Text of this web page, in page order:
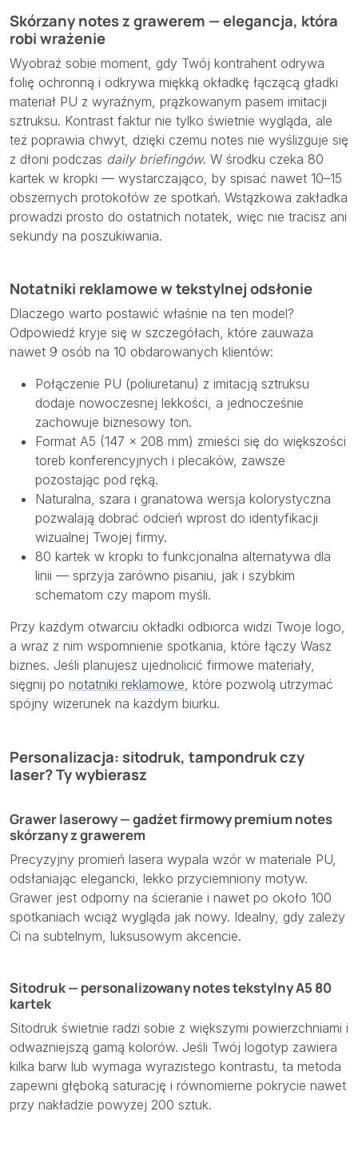
Skórzany notes z grawerem — elegancja, która
robi wrażenie
Wyobraź sobie moment, gdy Twój kontrahent odrywa
folię ochronną i odkrywa miękką okładkę łączącą gładki
materiał PU z wyraźnym, prążkowanym pasem imitacji
sztruksu. Kontrast faktur nie tylko świetnie wygląda, ale
też poprawia chwyt, dzięki czemu notes nie wyślizguje się
z dłoni podczas daily briefingów. W środku czeka 80
kartek w kropki — wystarczająco, by spisać nawet 10–15
obszernych protokołów ze spotkań. Wstążkowa zakładka
prowadzi prosto do ostatnich notatek, więc nie tracisz ani
sekundy na poszukiwania.
Notatniki reklamowe w tekstylnej odsłonie
Dlaczego warto postawić właśnie na ten model?
Odpowiedź kryje się w szczegółach, które zauważa
nawet 9 osób na 10 obdarowanych klientów:
Połączenie PU (poliuretanu) z imitacją sztruksu
dodaje nowoczesnej lekkości, a jednocześnie
zachowuje biznesowy ton.
Format A5 (147 × 208 mm) zmieści się do większości
toreb konferencyjnych i plecaków, zawsze
pozostając pod ręką.
Naturalna, szara i granatowa wersja kolorystyczna
pozwalają dobrać odcień wprost do identyfikacji
wizualnej Twojej firmy.
80 kartek w kropki to funkcjonalna alternatywa dla
linii — sprzyja zarówno pisaniu, jak i szybkim
schematom czy mapom myśli.
Przy każdym otwarciu okładki odbiorca widzi Twoje logo,
a wraz z nim wspomnienie spotkania, które łączy Wasz
biznes. Jeśli planujesz ujednolicić firmowe materiały,
sięgnij po notatniki reklamowe, które pozwolą utrzymać
spójny wizerunek na każdym biurku.
Personalizacja: sitodruk, tampondruk czy
laser? Ty wybierasz
Grawer laserowy — gadżet firmowy premium notes
skórzany z grawerem
Precyzyjny promień lasera wypala wzór w materiale PU,
odsłaniając elegancki, lekko przyciemniony motyw.
Grawer jest odporny na ścieranie i nawet po około 100
spotkaniach wciąż wygląda jak nowy. Idealny, gdy zależy
Ci na subtelnym, luksusowym akcencie.
Sitodruk — personalizowany notes tekstylny A5 80
kartek
Sitodruk świetnie radzi sobie z większymi powierzchniami i
odważniejszą gamą kolorów. Jeśli Twój logotyp zawiera
kilka barw lub wymaga wyrazistego kontrastu, ta metoda
zapewni głęboką saturację i równomierne pokrycie nawet
przy nakładzie powyżej 200 sztuk.